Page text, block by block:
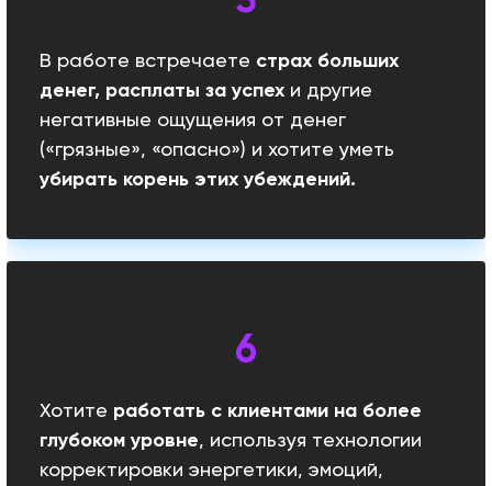
В работе встречаете страх больших
денег, расплаты за успехи другие
негативные ощущения от денег
(«грязные», «опасно») и хотите уметь
убирать корень этих убеждений.
Хотите работать с клиентами на более
глубоком уровне, используя технологии
корректировки энергетики, эмоций,